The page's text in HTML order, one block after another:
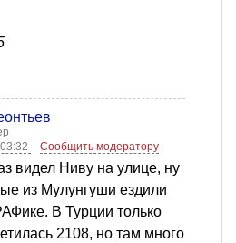
Сообщить модератору
видел Ниву на улице, ну
из Мулунгуши ездили
В Турции только
2108, но там много